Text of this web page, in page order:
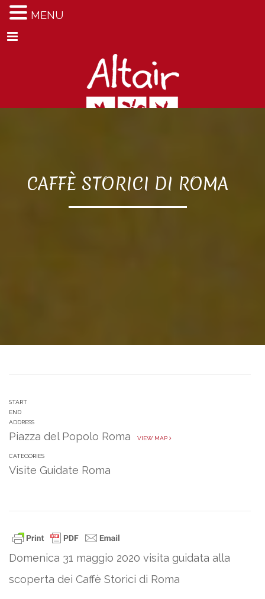
Menu
CAFFÈ STORICI DI ROMA
START
END
ADDRESS
Piazza del Popolo Roma VIEW MAP
CATEGORIES
Visite Guidate Roma
Domenica 31 maggio 2020 visita guidata alla
scoperta dei Caffè Storici di Roma
MENU